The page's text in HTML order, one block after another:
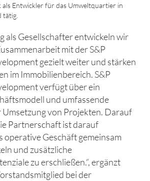
Entwickler für das Umweltquartier in
als Gesellschafter entwickeln wir
mit der S&P
gezielt weiter und stärken
im Immobilienbereich. S&P
verfügt über ein
und umfassende
von Projekten. Darauf
Partnerschaft ist darauf
operative Geschäft gemeinsam
und zusätzliche
zu erschließen.“, ergänzt
bei der